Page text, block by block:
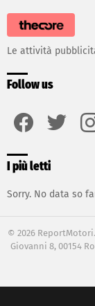
Le attività
Follow us
I più letti
Sorry. No data so
© 2026
Giovanni 8, 00154